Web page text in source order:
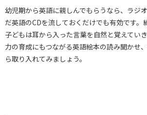
幼児期から英語に親しんでもらうなら、ラジ
だ英語のCDを流しておくだけでも有効です。
子どもは耳から入った言葉を自然と覚えてい
力の育成にもつながる英語絵本の読み聞かせ
ら取り入れてみましょう。